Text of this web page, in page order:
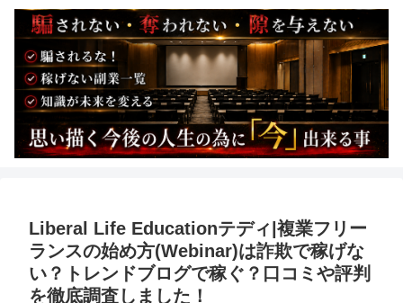
Liberal Life Educationテディ|複業フリー
ランスの始め方(Webinar)は詐欺で稼げな
い？トレンドブログで稼ぐ？口コミや評判
を徹底調査しました！